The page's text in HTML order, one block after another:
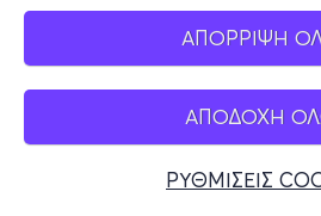
ΑΠΟΡΡΙΨΗ
ΑΠΟΔΟΧΗ
ΡΥΘΜΙΣΕΙΣ